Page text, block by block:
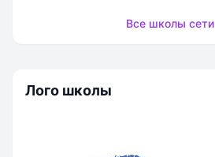
Все школы сети
Лого школы